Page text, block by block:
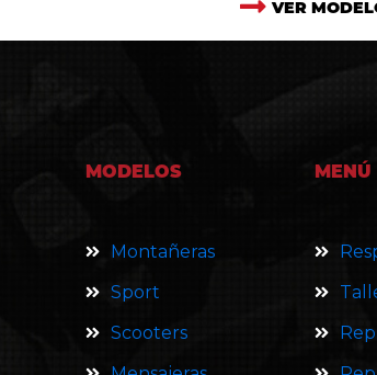
VER
MODELOS
Montañeras
Sport
Scooters
MENÚ